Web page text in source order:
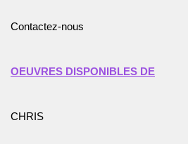
Contactez-nous
OEUVRES DISPONIBLES DE
CHRIS